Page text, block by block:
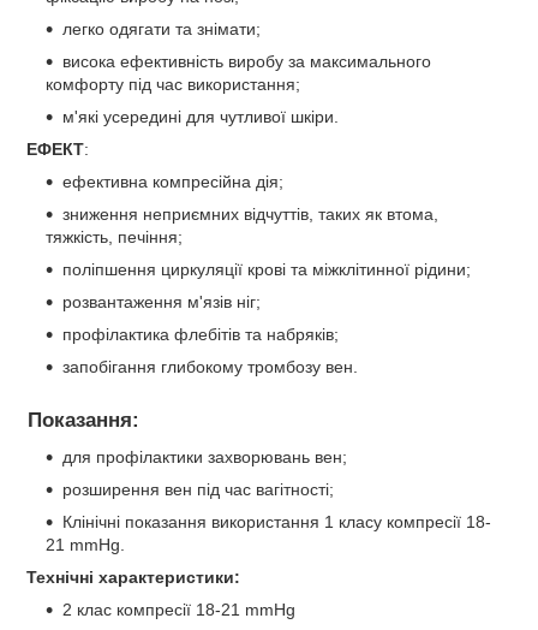
легко одягати та знімати;
висока ефективність виробу за максимального
комфорту під час використання;
м'які усередині для чутливої ​​шкіри.
ЕФЕКТ:
ефективна компресійна дія;
зниження неприємних відчуттів, таких як втома,
тяжкість, печіння;
поліпшення циркуляції крові та міжклітинної рідини;
розвантаження м'язів ніг;
профілактика флебітів та набряків;
запобігання глибокому тромбозу вен.
Показання:
для профілактики захворювань вен;
розширення вен під час вагітності;
Клінічні показання використання 1 класу компресії 18-
21 mmHg.
Технічні характеристики:
2 клас компресії 18-21 mmHg